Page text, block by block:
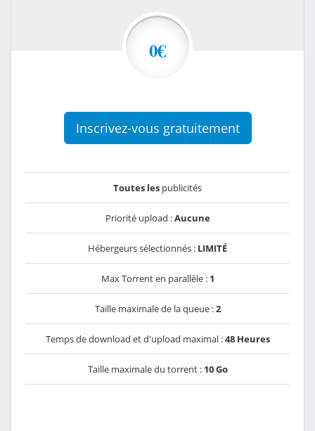
0€
Inscrivez-vous gratuitement
Toutes les publicités
Priorité upload :Aucune
Hébergeurs sélectionnés : LIMITÉ
Max Torrent en parallèle : 1
Taille maximale de la queue :2
Temps de download et d'upload maximal :48 Heures
Taille maximale du torrent : 10 Go